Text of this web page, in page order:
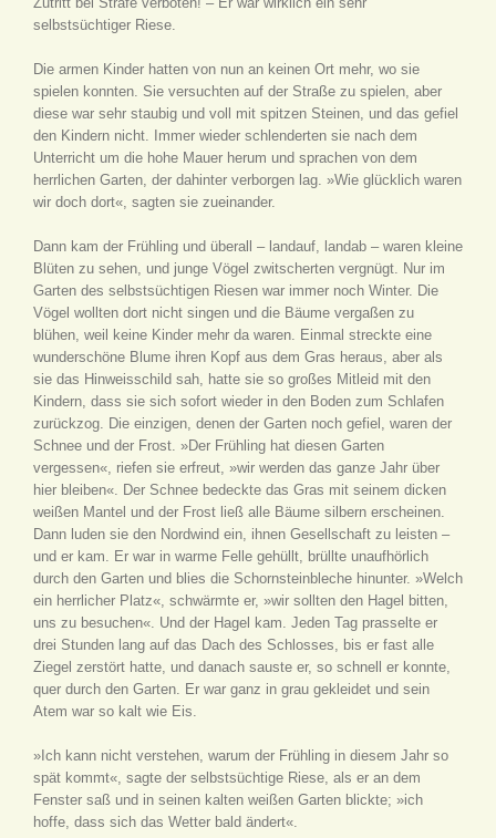
selbstsüchtiger Riese.
Die armen Kinder hatten von nun an keinen Ort mehr, wo sie
spielen konnten. Sie versuchten auf der Straße zu spielen, aber
diese war sehr staubig und voll mit spitzen Steinen, und das gefiel
den Kindern nicht. Immer wieder schlenderten sie nach dem
Unterricht um die hohe Mauer herum und sprachen von dem
herrlichen Garten, der dahinter verborgen lag. »Wie glücklich waren
wir doch dort«, sagten sie zueinander.
Dann kam der Frühling und überall – landauf, landab – waren kleine
Blüten zu sehen, und junge Vögel zwitscherten vergnügt. Nur im
Garten des selbstsüchtigen Riesen war immer noch Winter. Die
Vögel wollten dort nicht singen und die Bäume vergaßen zu
blühen, weil keine Kinder mehr da waren. Einmal streckte eine
wunderschöne Blume ihren Kopf aus dem Gras heraus, aber als
sie das Hinweisschild sah, hatte sie so großes Mitleid mit den
Kindern, dass sie sich sofort wieder in den Boden zum Schlafen
zurückzog. Die einzigen, denen der Garten noch gefiel, waren der
Schnee und der Frost. »Der Frühling hat diesen Garten
vergessen«, riefen sie erfreut, »wir werden das ganze Jahr über
hier bleiben«. Der Schnee bedeckte das Gras mit seinem dicken
weißen Mantel und der Frost ließ alle Bäume silbern erscheinen.
Dann luden sie den Nordwind ein, ihnen Gesellschaft zu leisten –
und er kam. Er war in warme Felle gehüllt, brüllte unaufhörlich
durch den Garten und blies die Schornsteinbleche hinunter. »Welch
ein herrlicher Platz«, schwärmte er, »wir sollten den Hagel bitten,
uns zu besuchen«. Und der Hagel kam. Jeden Tag prasselte er
drei Stunden lang auf das Dach des Schlosses, bis er fast alle
Ziegel zerstört hatte, und danach sauste er, so schnell er konnte,
quer durch den Garten. Er war ganz in grau gekleidet und sein
Atem war so kalt wie Eis.
»Ich kann nicht verstehen, warum der Frühling in diesem Jahr so
spät kommt«, sagte der selbstsüchtige Riese, als er an dem
Fenster saß und in seinen kalten weißen Garten blickte; »ich
hoffe, dass sich das Wetter bald ändert«.